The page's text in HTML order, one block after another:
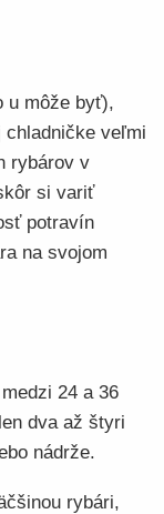
u môže byť),
chladničke veľmi
rybárov v
si variť
potravín
na svojom
24 a 36
dva až štyri
nádrže.
rybári,